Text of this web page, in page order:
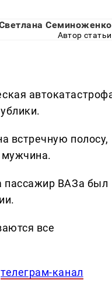
Семиноженко
Автор статьи
встречную полосу,
мужчина.
пассажир ВАЗа был
все
телеграм-канал